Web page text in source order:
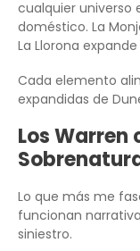
cualquier universo
doméstico. La
La Llorona
Cada elemento
expandidas de
Los Warren
Lo que más me
funcionan
siniestro.